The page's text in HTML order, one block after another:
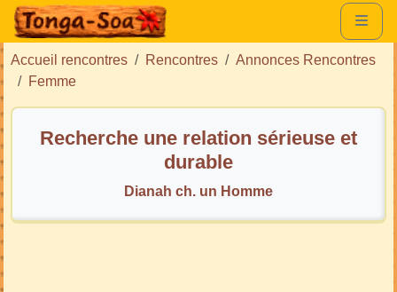
Accueil rencontres Rencontres
Annonces Rencontres
Femme
Recherche une relation sérieuse et
durable
Dianah ch. un Homme